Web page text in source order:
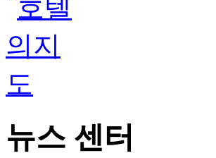
뉴스 센터